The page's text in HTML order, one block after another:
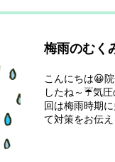
梅雨のむく
こんにちは😀
したね～☔気
回は梅雨時期
て対策をお伝